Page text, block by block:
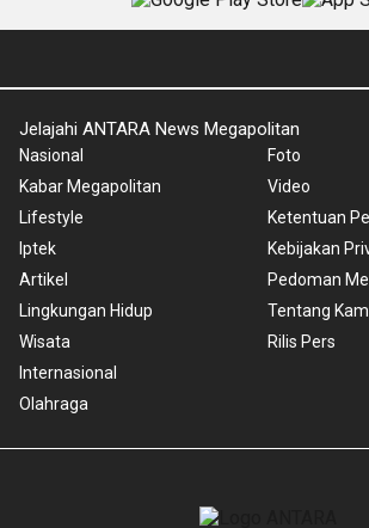
Jelajahi ANTARA News Megapolitan
Nasional
Kabar Megapolitan
Lifestyle
Iptek
Artikel
Lingkungan Hidup
Wisata
Internasional
Olahraga
Foto
Video
Ketentuan
Kebijakan
Pedoman
Tentang
Rilis Pers